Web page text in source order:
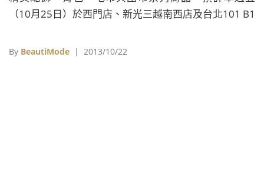
（10月25日）於西門店、新光三越南西店及台北101 B1
上:Chocoolate商品，內含任一件:Chocoolate x X-Girl的
By BeautiMode | 2013/10/22